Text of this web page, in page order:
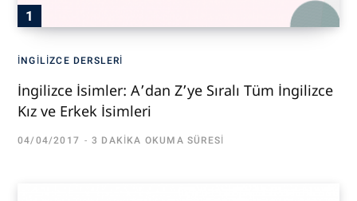
İNGILIZCE DERSLERI
İngilizce İsimler: A’dan Z’ye Sıralı Tüm İngilizce
Kız ve Erkek İsimleri
04/04/2017 3 DAKIKA OKUMA SÜRESI